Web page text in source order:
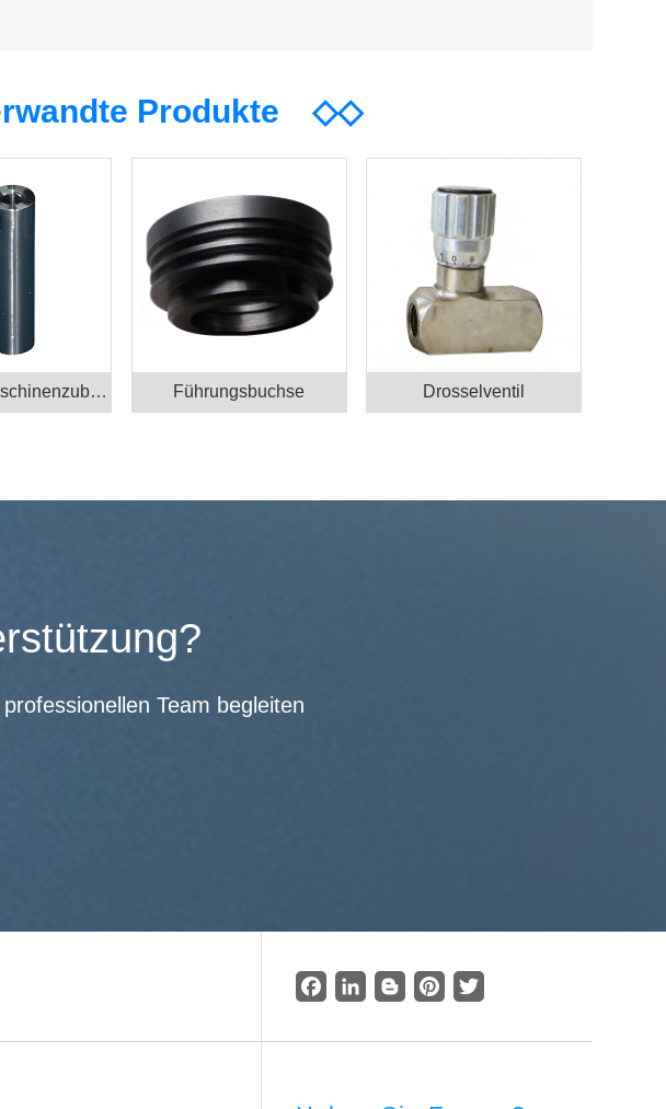
Produkte ◇◇
Werkzeugmaschinenzubehör Führungsbuchse Drosselventil
Team begleiten
Facebook
LinkedInBloggerPinterestTwitter